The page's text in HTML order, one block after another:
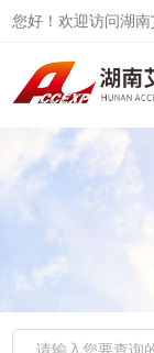
您好！欢迎访问湖